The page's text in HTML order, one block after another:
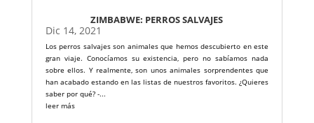
ZIMBABWE: PERROS SALVAJES
Dic 14, 2021
Los perros salvajes son animales que hemos descubierto en este
gran viaje. Conocíamos su existencia, pero no sabíamos nada
sobre ellos. Y realmente, son unos animales sorprendentes que
han acabado estando en las listas de nuestros favoritos. ¿Quieres
saber por qué? -...
leer más